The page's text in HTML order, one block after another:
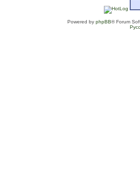
Powered by phpBB® Forum